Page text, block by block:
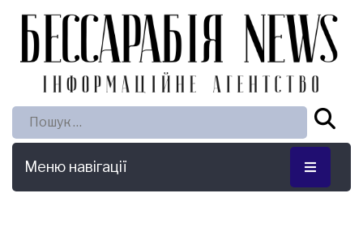
Пошук:
Меню навігації